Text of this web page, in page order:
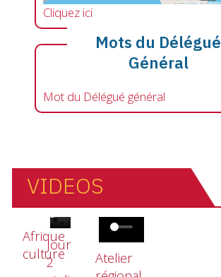
Cliquez ici
Mots du Délégué
Général
Mot du Délégué général
VIDEOS
Fichier vidéo
Afrique
culture
Fichier vidéo
Jour
2
Fichier vidéo
Atelier